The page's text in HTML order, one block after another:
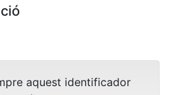
aquest identificador